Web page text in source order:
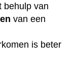
behulp van
van een
is beter